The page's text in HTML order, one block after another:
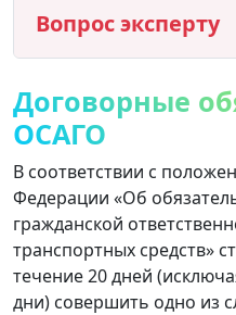
Вопрос эксперту
Договорные
ОСАГО
В соответствии с
Федерации «Об
гражданской
транспортных средств»
течение 20 дней
дни) совершить одно из